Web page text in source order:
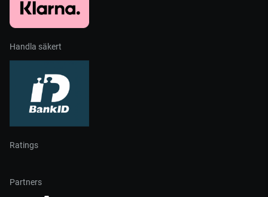
Handla säkert
Ratings
Partners